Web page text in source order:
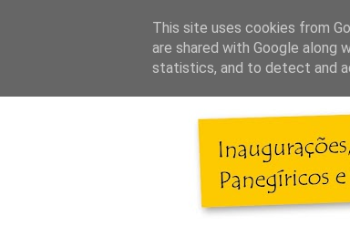
This site uses cookies from
are shared with Google along
statistics, and to detect and